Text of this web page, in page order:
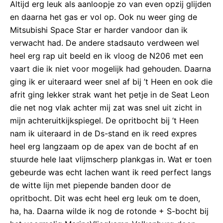
Altijd erg leuk als aanloopje zo van even opzij glijden
en daarna het gas er vol op. Ook nu weer ging de
Mitsubishi Space Star er harder vandoor dan ik
verwacht had. De andere stadsauto verdween wel
heel erg rap uit beeld en ik vloog de N206 met een
vaart die ik niet voor mogelijk had gehouden. Daarna
ging ik er uiteraard weer snel af bij ’t Heen en ook die
afrit ging lekker strak want het petje in de Seat Leon
die net nog vlak achter mij zat was snel uit zicht in
mijn achteruitkijkspiegel. De opritbocht bij ’t Heen
nam ik uiteraard in de Ds-stand en ik reed expres
heel erg langzaam op de apex van de bocht af en
stuurde hele laat vlijmscherp plankgas in. Wat er toen
gebeurde was echt lachen want ik reed perfect langs
de witte lijn met piepende banden door de
opritbocht. Dit was echt heel erg leuk om te doen,
ha, ha. Daarna wilde ik nog de rotonde + S-bocht bij